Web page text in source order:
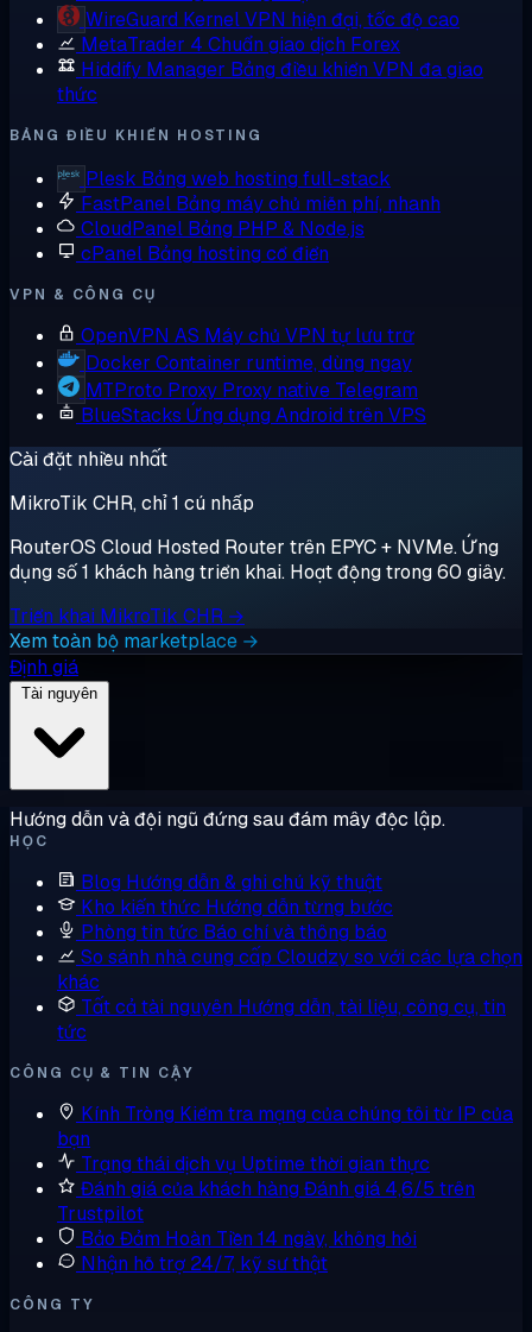
WireGuard Kernel VPN hiện đại, tốc độ cao
MetaTrader 4 Chuẩn giao dịch Forex
Hiddify Manager Bảng điều khiển VPN đa giao
thức
BẢNG ĐIỀU KHIỂN HOSTING
Plesk Bảng web hosting full-stack
FastPanel Bảng máy chủ miễn phí, nhanh
CloudPanel Bảng PHP & Node.js
cPanel Bảng hosting cổ điển
VPN & CÔNG CỤ
OpenVPN AS Máy chủ VPN tự lưu trữ
Docker Container runtime, dùng ngay
MTProto Proxy Proxy native Telegram
BlueStacks Ứng dụng Android trên VPS
Cài đặt nhiều nhất
MikroTik CHR, chỉ 1 cú nhấp
RouterOS Cloud Hosted Router trên EPYC + NVMe. Ứng
dụng số 1 khách hàng triển khai. Hoạt động trong 60 giây.
Triển khai MikroTik CHR →
Xem toàn bộ marketplace →
Định giá
Hướng dẫn và đội ngũ đứng sau đám mây độc lập.
HỌC
Blog Hướng dẫn & ghi chú kỹ thuật
Kho kiến thức Hướng dẫn từng bước
Phòng tin tức Báo chí và thông báo
So sánh nhà cung cấp Cloudzy so với các lựa chọn
khác
Tất cả tài nguyên Hướng dẫn, tài liệu, công cụ, tin
tức
CÔNG CỤ & TIN CẬY
Kính Tròng Kiểm tra mạng của chúng tôi từ IP của
bạn
Trạng thái dịch vụ Uptime thời gian thực
Đánh giá của khách hàng Đánh giá 4,6/5 trên
Trustpilot
Bảo Đảm Hoàn Tiền 14 ngày, không hỏi
Nhận hỗ trợ 24/7, kỹ sư thật
CÔNG TY